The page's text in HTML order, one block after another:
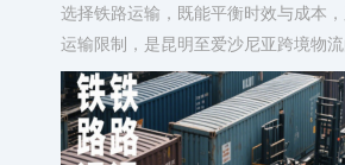
选择铁路运输，既能平衡时效与成本
运输限制，是昆明至爱沙尼亚跨境物流